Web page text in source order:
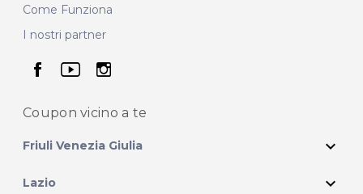
Come Funziona
I nostri partner
seguici su facebook
seguici su youtube
seguici su instagram
Coupon vicino a te
Friuli Venezia Giulia expand_more
Lazio expand_more